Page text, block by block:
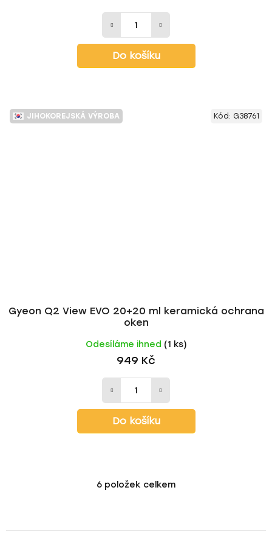
Do košíku
JIHOKOREJSKÁ VÝROBA
Gyeon Q2 View EVO 20+20 ml keramická ochrana
oken
Odesíláme ihned (1 ks)
949 Kč
Do košíku
Kód: G38761
O
á
6 položek celkem